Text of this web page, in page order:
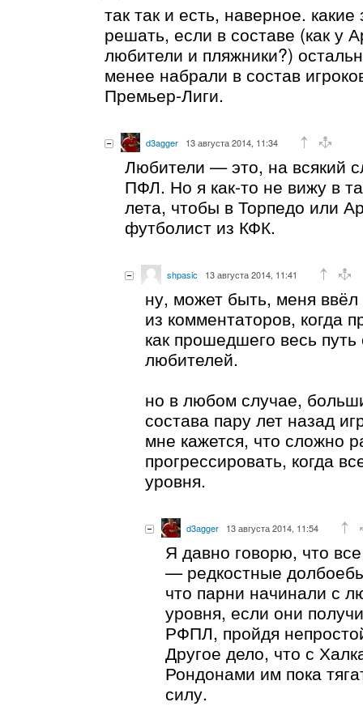
так так и есть, наверное.
решать, если в составе (как у
любители и пляжники?)
менее набрали в состав
Премьер-Лиги.
d3agger 13 августа 2014, 11:34
Любители — это, на всякий
ПФЛ. Но я как-то не вижу в
лета, чтобы в Торпедо или
футболист из КФК.
shpasic 13 августа 2014, 11:41
ну, может быть, меня
из комментаторов, когда
как прошедшего весь
любителей.
но в любом случае,
состава пару лет назад
мне кажется, что сложно
прогрессировать, когда
уровня.
d3agger 13 августа 2014, 11:54
Я давно говорю, что
— редкостные
что парни начинали с
уровня, если они
РФПЛ, пройдя
Другое дело, что с
Рондонами им пока
силу.